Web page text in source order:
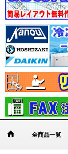
全商品一覧